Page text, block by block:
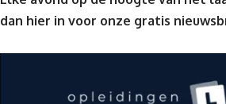
dan hier in voor onze gratis